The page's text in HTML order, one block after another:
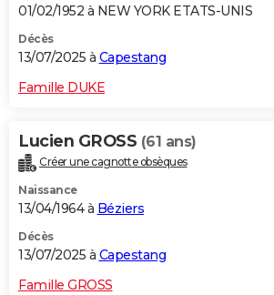
01/02/1952 à NEW YORK ETATS-UNIS
Décès
13/07/2025 à Capestang
Famille DUKE
Lucien GROSS (61 ans)
Créer une cagnotte obsèques
Naissance
13/04/1964 à Béziers
Décès
13/07/2025 à Capestang
Famille GROSS